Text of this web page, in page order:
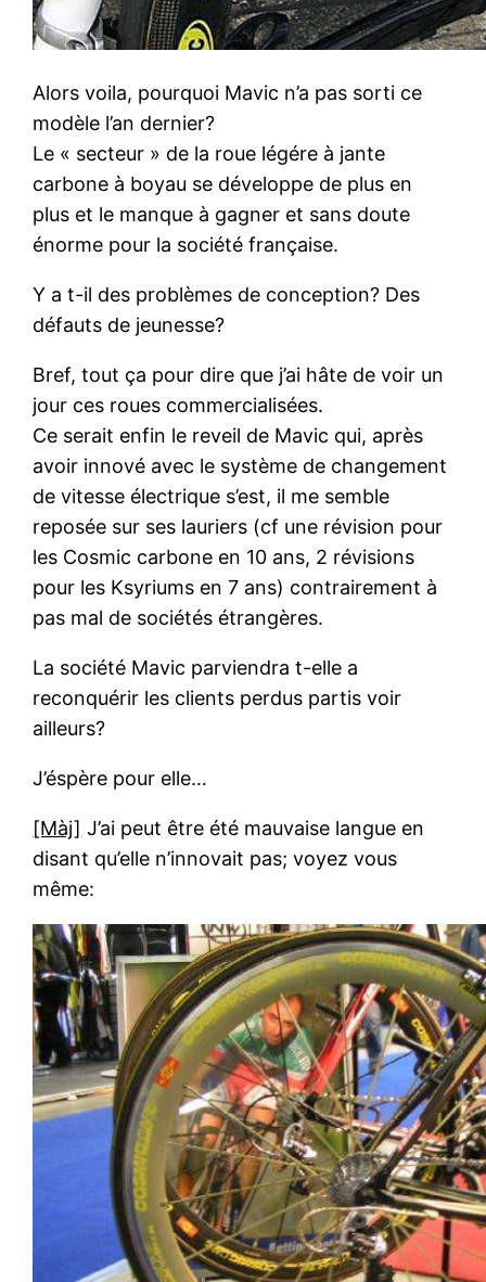
Alors voila, pourquoi Mavic n’a pas sorti ce
modèle l’an dernier?
Le « secteur » de la roue légére à jante
carbone à boyau se développe de plus en
plus et le manque à gagner et sans doute
énorme pour la société française.
Y a t-il des problèmes de conception? Des
défauts de jeunesse?
Bref, tout ça pour dire que j’ai hâte de voir un
jour ces roues commercialisées.
Ce serait enfin le reveil de Mavic qui, après
avoir innové avec le système de changement
de vitesse électrique s’est, il me semble
reposée sur ses lauriers (cf une révision pour
les Cosmic carbone en 10 ans, 2 révisions
pour les Ksyriums en 7 ans) contrairement à
pas mal de sociétés étrangères.
La société Mavic parviendra t-elle a
reconquérir les clients perdus partis voir
ailleurs?
J’éspère pour elle…
[Màj] J’ai peut être été mauvaise langue en
disant qu’elle n’innovait pas; voyez vous
même: